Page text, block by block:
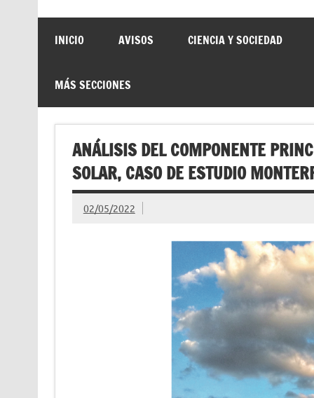
INICIO AVISOS CIENCIA Y SOCIEDAD
MÁS SECCIONES
ANÁLISIS DEL COMPONENTE
SOLAR, CASO DE ESTUDIO
02/05/2022